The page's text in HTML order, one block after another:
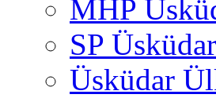
MHP
SP Üsküdar
Üsküdar